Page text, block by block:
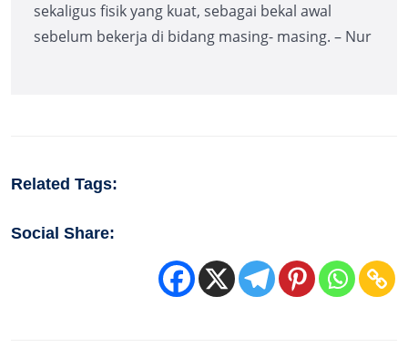
sekaligus fisik yang kuat, sebagai bekal awal
sebelum bekerja di bidang masing- masing. – Nur
Related Tags:
Social Share: